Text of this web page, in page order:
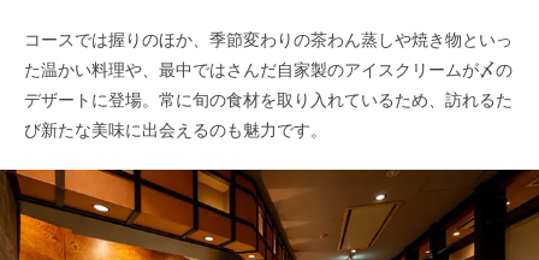
コースでは握りのほか、季節変わりの茶わん蒸しや焼き物といっ
た温かい料理や、最中ではさんだ自家製のアイスクリームが〆の
デザートに登場。常に旬の食材を取り入れているため、訪れるた
び新たな美味に出会えるのも魅力です。